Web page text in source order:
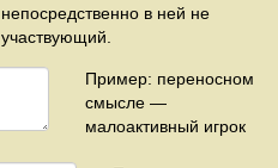
непосредственно в ней не
участвующий.
Пример: переносном
смысле —
малоактивный игрок